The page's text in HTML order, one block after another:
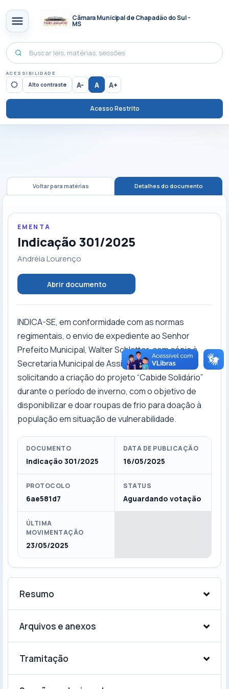
Câmara Municipal de Chapadão do Sul -
MS
ACESSIBILIDADE
Alto contraste A- A A+
Acesso Restrito
Voltar para matérias Detalhes do documento
EMENTA
Indicação 301/2025
Andréia Lourenço
Abrir documento
INDICA-SE, em conformidade com as normas
regimentais, o envio de expediente ao Senhor
Prefeito Municipal, Walter Schlatter, com cópia à
Secretaria Municipal de Assistência Social,
solicitando a criação do projeto “Cabide Solidário”
durante o período de inverno, com o objetivo de
disponibilizar e doar roupas de frio para doação à
população em situação de vulnerabilidade.
DOCUMENTO
Indicação 301/2025
DATA DE PUBLICAÇÃO
16/05/2025
PROTOCOLO
6ae581d7
STATUS
Aguardando votação
ÚLTIMA
MOVIMENTAÇÃO
23/05/2025
Resumo
Arquivos e anexos
Tramitação